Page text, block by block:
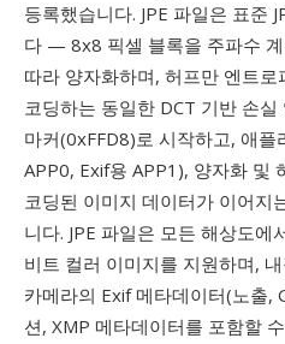
등록했습니다. JPE 파일은 표준
다 — 8x8 픽셀 블록을 주파수
따라 양자화하며, 허프만 엔트
코딩하는 동일한 DCT 기반 손
마커(0xFFD8)로 시작하고, 애플
APP0, Exif용 APP1), 양자화 및
코딩된 이미지 데이터가 이어지
니다. JPE 파일은 모든 해상도
비트 컬러 이미지를 지원하며,
카메라의 Exif 메타데이터(노출,
션, XMP 메타데이터를 포함할